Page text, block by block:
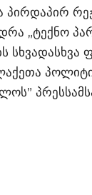
„ტექნო
სხვადასხვა